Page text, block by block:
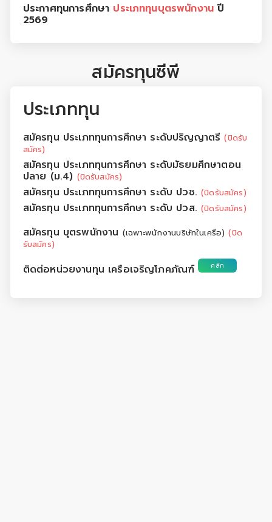
ประกาศทุนการศึกษา ประเภททุนบุตรพนักงานปี
2569
สมัครทุนซีพี
ประเภททุน
สมัครทุน ประเภททุนการศึกษา ระดับปริญญาตรี(ปิดรับ
สมัคร)
สมัครทุน ประเภททุนการศึกษา ระดับมัธยมศึกษาตอน
ปลาย (ม.4) (ปิดรับสมัคร)
สมัครทุน ประเภททุนการศึกษา ระดับ ปวช.(ปิดรับสมัคร)
สมัครทุน ประเภททุนการศึกษา ระดับ ปวส.(ปิดรับสมัคร)
สมัครทุน บุตรพนักงาน (เฉพาะพนักงานบริษัทในเครือ) (ปิด
รับสมัคร)
ติดต่อหน่วยงานทุน เครือเจริญโภคภัณฑ์ คลิก